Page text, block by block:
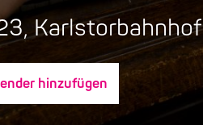
Karlstorbahnhof
hinzufügen